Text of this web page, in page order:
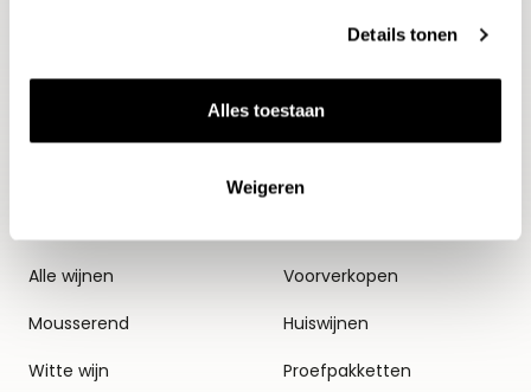
Details tonen
Alles toestaan
Weigeren
Alle wijnen
Mousserend
Witte wijn
Thema's
Voorverkopen
Huiswijnen
Proefpakketten